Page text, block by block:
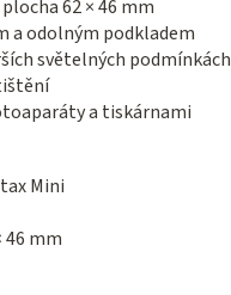
62 × 46 mm
a odolným podkladem
světelných podmínkách
a tiskárnami
Mini
mm